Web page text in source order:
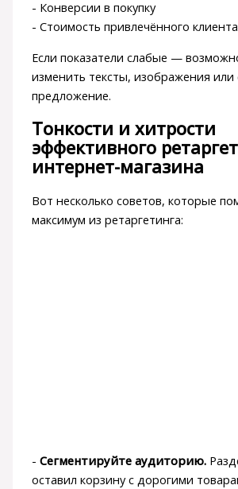
- Конверсии в покупку
- Стоимость привлечённого клиента
Если показатели слабые —
изменить тексты, изображения или
предложение.
Тонкости и хитрости
эффективного
интернет-магазина
Вот несколько советов, которые
максимум из ретаргетинга:
- Сегментируйте аудиторию.
оставил корзину с дорогими